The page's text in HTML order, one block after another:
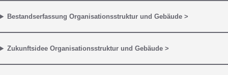
Bestandserfassung Organisationsstruktur und Gebäude >
Zukunftsidee Organisationsstruktur und Gebäude >